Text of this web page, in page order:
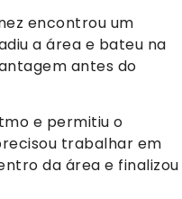
encontrou um
a área e bateu na
antes do
e permitiu o
trabalhar em
da área e finalizou